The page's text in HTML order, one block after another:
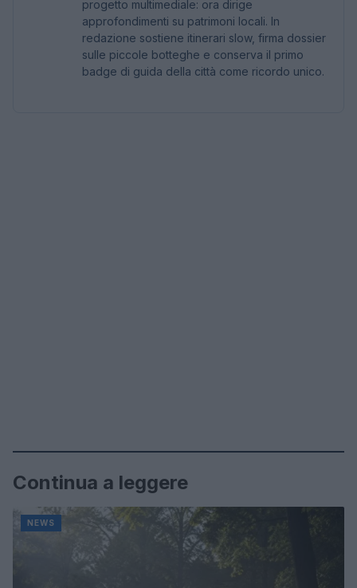
progetto multimediale: ora dirige
approfondimenti su patrimoni locali. In
redazione sostiene itinerari slow, firma dossier
sulle piccole botteghe e conserva il primo
badge di guida della città come ricordo unico.
Continua a leggere
NEWS